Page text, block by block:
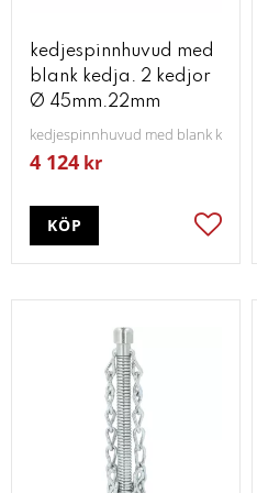
kedjespinnhuvud med
blank kedja. 2 kedjor
Ø 45mm.22mm
kedjespinnhuvud med blank kedja
4 124 kr
Lägg
KÖP